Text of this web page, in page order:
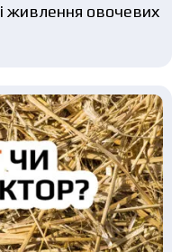
живлення овочевих